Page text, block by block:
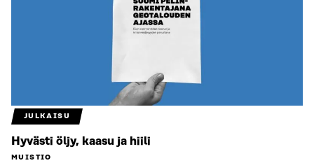
JULKAISU
Hyvästi öljy, kaasu ja hiili
MUISTIO